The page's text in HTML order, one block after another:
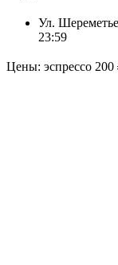
Ул.
23:59
Цены: эспрессо 200